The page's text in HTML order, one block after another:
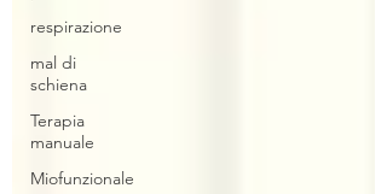
respirazione
mal di
schiena
Terapia
manuale
Miofunzionale